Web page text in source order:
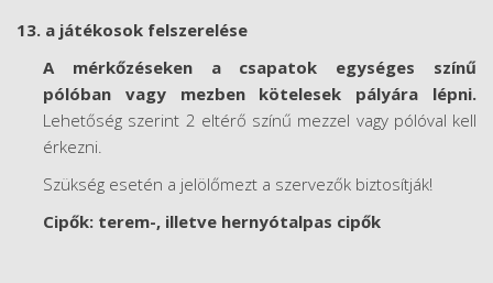
13. a játékosok felszerelése
A mérkőzéseken a csapatok egységes színű
pólóban vagy mezben kötelesek pályára lépni.
Lehetőség szerint 2 eltérő színű mezzel vagy pólóval kell
érkezni.
Szükség esetén a jelölőmezt a szervezők biztosítják!
Cipők: terem-, illetve hernyótalpas cipők